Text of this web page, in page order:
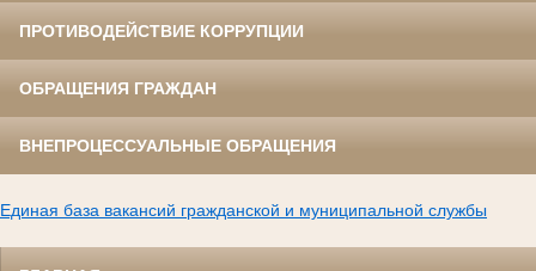
ПРОТИВОДЕЙСТВИЕ КОРРУПЦИИ
ОБРАЩЕНИЯ ГРАЖДАН
ВНЕПРОЦЕССУАЛЬНЫЕ ОБРАЩЕНИЯ
Единая база вакансий гражданской и муниципальной службы